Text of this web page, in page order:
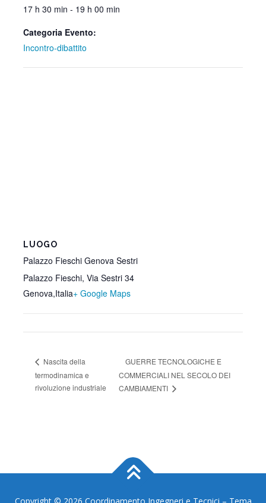
17 h 30 min - 19 h 00 min
Categoria Evento:
Incontro-dibattito
LUOGO
Palazzo Fieschi Genova Sestri
Palazzo Fieschi, Via Sestri 34
Genova,Italia+ Google Maps
Nascita della
termodinamica e
rivoluzione industriale
GUERRE TECNOLOGICHE E
COMMERCIALI NEL SECOLO DEI
CAMBIAMENTI